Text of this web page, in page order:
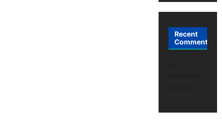
Recent
Comments